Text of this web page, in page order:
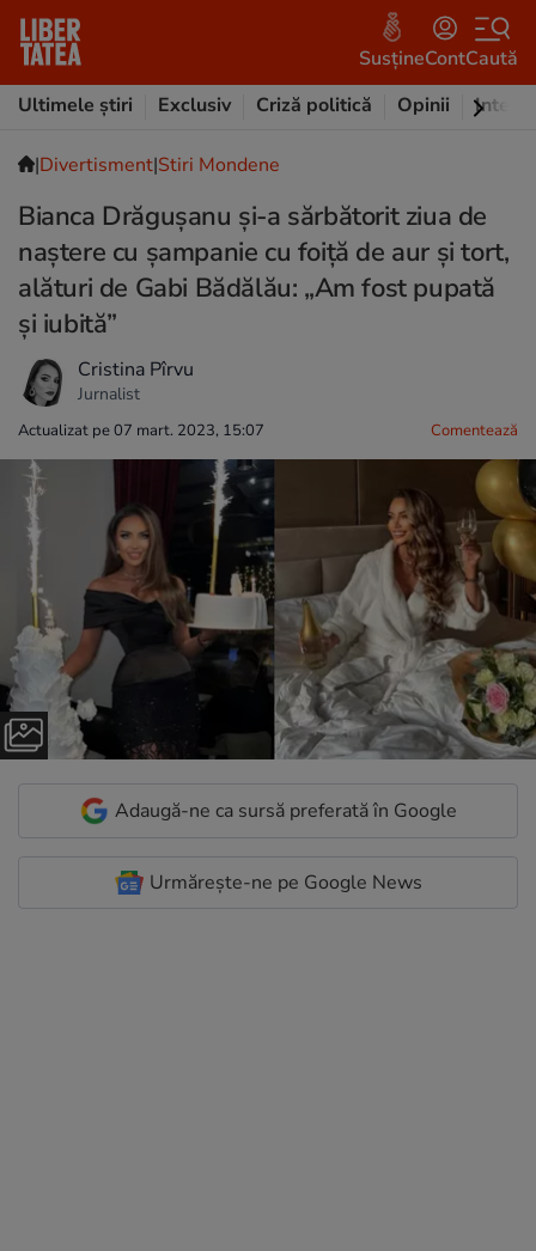
SusțineContCaută
Ultimele știri
Exclusiv Criză politică Opinii
|Divertisment|Stiri Mondene
Bianca Drăgușanu și-a sărbătorit ziua de
naștere cu șampanie cu foiță de aur și tort,
alături de Gabi Bădălău: „Am fost pupată
și iubită”
Cristina Pîrvu
Jurnalist
Actualizat pe 07 mart. 2023, 15:07 Comentează
Adaugă-ne ca sursă preferată în Google
Urmărește-ne pe Google News